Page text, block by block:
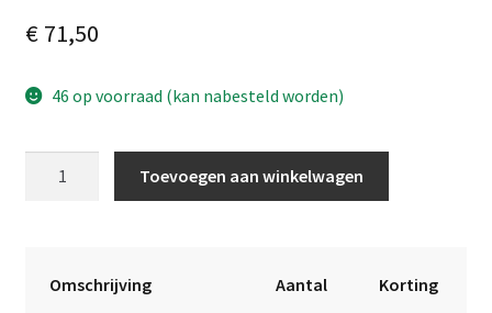
€71,50
46 op voorraad (kan nabesteld worden)
Toevoegen aan winkelwagen
r
Omschrijving Aantal Korting